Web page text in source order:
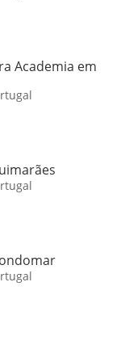
Academia em